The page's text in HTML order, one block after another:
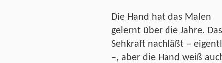
Die Hand hat das Malen
gelernt über die Jahre.
Sehkraft nachläßt –
–, aber die Hand weiß